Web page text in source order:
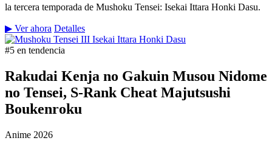
la tercera temporada de Mushoku Tensei: Isekai Ittara Honki Dasu.
▶ Ver ahora Detalles
#5 en tendencia
Rakudai Kenja no Gakuin Musou Nidome
no Tensei, S-Rank Cheat Majutsushi
Boukenroku
Anime 2026